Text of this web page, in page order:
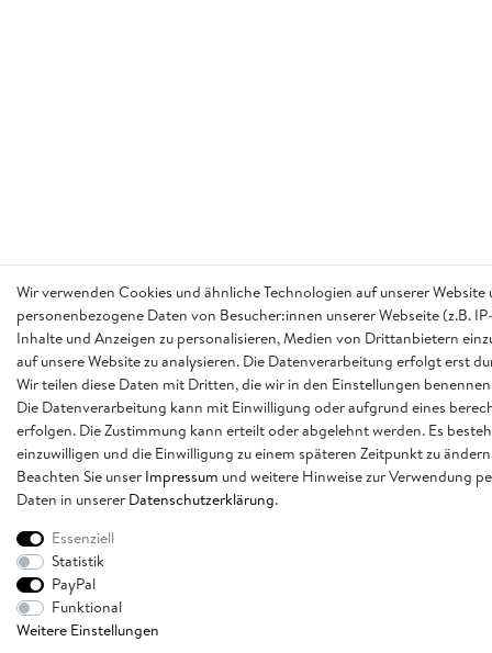
Wir verwenden Cookies und ähnliche Technologien auf unserer
personenbezogene Daten von Besucher:innen unserer Webseite (z.B.
Inhalte und Anzeigen zu personalisieren, Medien von Drittanbietern
auf unsere Website zu analysieren. Die Datenverarbeitung erfolgt erst
Wir teilen diese Daten mit Dritten, die wir in den Einstellungen
Die Datenverarbeitung kann mit Einwilligung oder aufgrund eines
erfolgen. Die Zustimmung kann erteilt oder abgelehnt werden. Es
einzuwilligen und die Einwilligung zu einem späteren Zeitpunkt zu
Beachten Sie unser Impressum und weitere Hinweise zur Verwendung
Daten in unserer Daten­schutz­erklärung.
Essenziell
Statistik
PayPal
Funktional
Weitere Einstellungen